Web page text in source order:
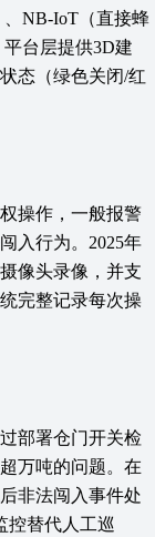
NB-IoT（直接蜂
台层提供3D建
态（绿色关闭/红
操作，一般报警
入行为。2025年
像头录像，并支
完整记录每次操
部署仓门开关检
万吨的问题。在
非法闯入事件处
控替代人工巡